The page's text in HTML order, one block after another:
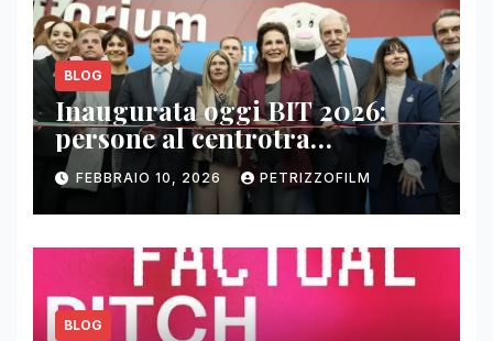
BLOG
Inaugurata oggi BIT 2026:
persone al centrotra
contenuti, relazioni e business
FEBBRAIO 10, 2026 PETRIZZOFILM
BLOG